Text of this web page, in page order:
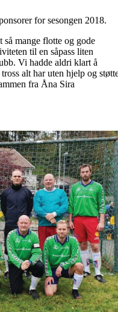
for sesongen 2018.
så mange flotte og gode
til en såpass liten
Vi hadde aldri klart å
alt har uten hjelp og
fra Åna Sira